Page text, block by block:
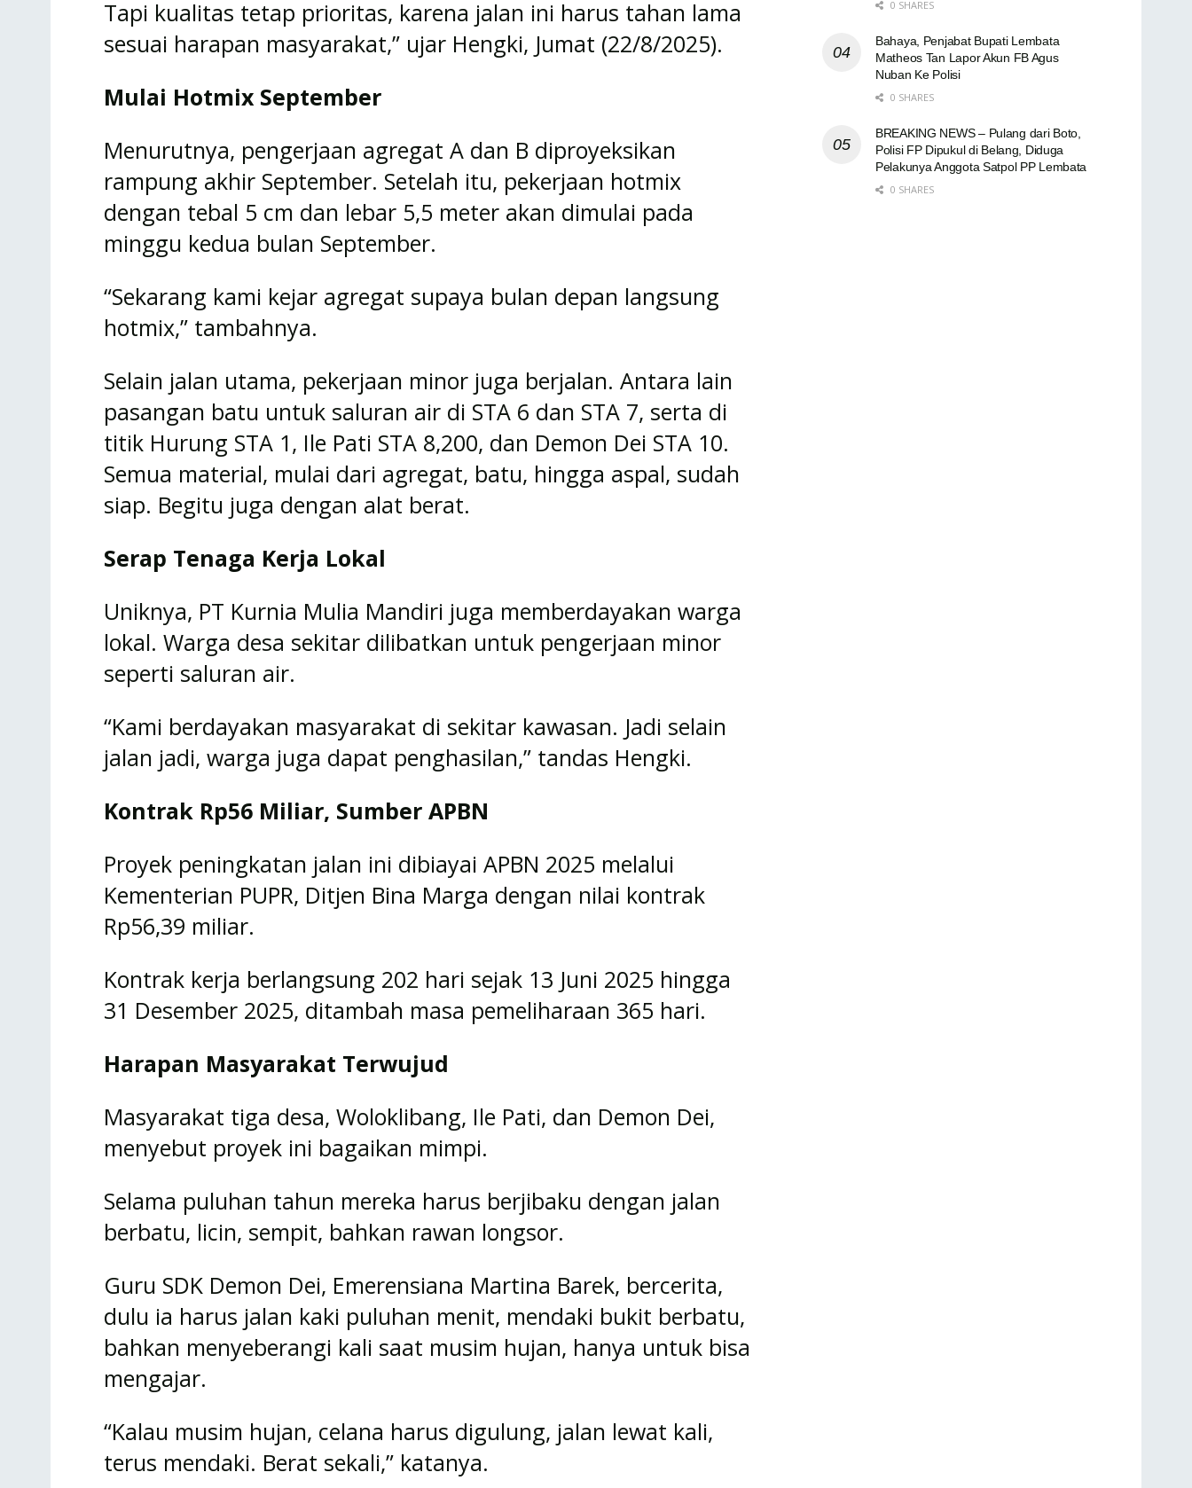
Tapi kualitas tetap prioritas, karena jalan ini harus tahan lama
sesuai harapan masyarakat,” ujar Hengki, Jumat (22/8/2025).
Mulai Hotmix September
Menurutnya, pengerjaan agregat A dan B diproyeksikan
rampung akhir September. Setelah itu, pekerjaan hotmix
dengan tebal 5 cm dan lebar 5,5 meter akan dimulai pada
minggu kedua bulan September.
“Sekarang kami kejar agregat supaya bulan depan langsung
hotmix,” tambahnya.
Selain jalan utama, pekerjaan minor juga berjalan. Antara lain
pasangan batu untuk saluran air di STA 6 dan STA 7, serta di
titik Hurung STA 1, Ile Pati STA 8,200, dan Demon Dei STA 10.
Semua material, mulai dari agregat, batu, hingga aspal, sudah
siap. Begitu juga dengan alat berat.
Serap Tenaga Kerja Lokal
Uniknya, PT Kurnia Mulia Mandiri juga memberdayakan warga
lokal. Warga desa sekitar dilibatkan untuk pengerjaan minor
seperti saluran air.
“Kami berdayakan masyarakat di sekitar kawasan. Jadi selain
jalan jadi, warga juga dapat penghasilan,” tandas Hengki.
Kontrak Rp56 Miliar, Sumber APBN
Proyek peningkatan jalan ini dibiayai APBN 2025 melalui
Kementerian PUPR, Ditjen Bina Marga dengan nilai kontrak
Rp56,39 miliar.
Kontrak kerja berlangsung 202 hari sejak 13 Juni 2025 hingga
31 Desember 2025, ditambah masa pemeliharaan 365 hari.
Harapan Masyarakat Terwujud
Masyarakat tiga desa, Woloklibang, Ile Pati, dan Demon Dei,
menyebut proyek ini bagaikan mimpi.
Selama puluhan tahun mereka harus berjibaku dengan jalan
berbatu, licin, sempit, bahkan rawan longsor.
Guru SDK Demon Dei, Emerensiana Martina Barek, bercerita,
dulu ia harus jalan kaki puluhan menit, mendaki bukit berbatu,
bahkan menyeberangi kali saat musim hujan, hanya untuk bisa
mengajar.
“Kalau musim hujan, celana harus digulung, jalan lewat kali,
terus mendaki. Berat sekali,” katanya.
0 SHARES
Bahaya, Penjabat Bupati Lembata
Matheos Tan Lapor Akun FB Agus
Nuban Ke Polisi
0 SHARES
BREAKING NEWS – Pulang dari Boto,
Polisi FP Dipukul di Belang, Diduga
Pelakunya Anggota Satpol PP Lembata
0 SHARES